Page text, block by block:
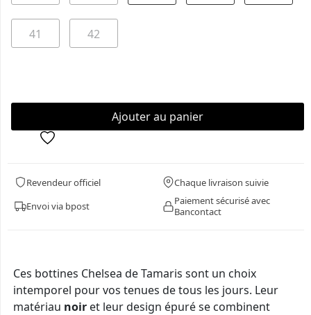
41 42
Revendeur officiel
Chaque livraison suivie
Envoi via bpost
Paiement sécurisé avec
Bancontact
Ces bottines Chelsea de Tamaris sont un choix
intemporel pour vos tenues de tous les jours. Leur
matériau noir et leur design épuré se combinent